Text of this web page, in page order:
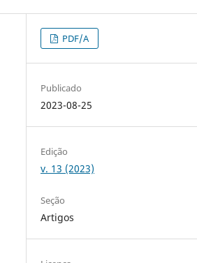
PDF/A
Publicado
2023-08-25
Edição
v. 13 (2023)
Seção
Artigos